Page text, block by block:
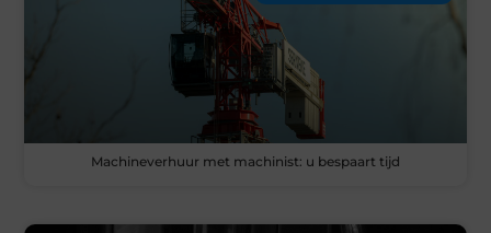
Machineverhuur met machinist: u bespaart tijd